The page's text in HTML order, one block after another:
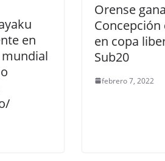
en
Orense
Concepción
en copa
Sub20
febrero 7, 2022